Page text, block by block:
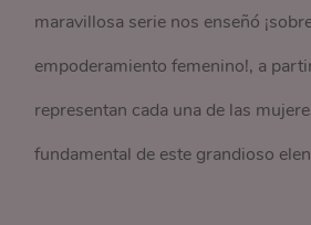
maravillosa serie nos enseñó
empoderamiento femenino!, a
representan cada una de las
fundamental de este grandioso